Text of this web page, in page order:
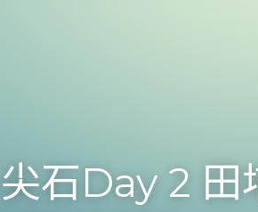
尖石Day 2 田